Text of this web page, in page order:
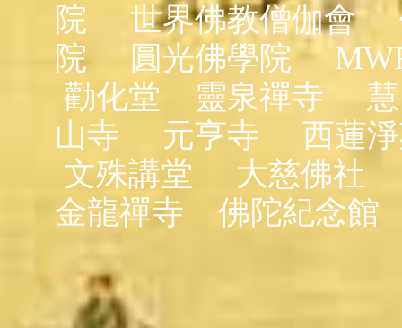
院
世界佛教僧伽會
院
圓光佛學院
勸化堂
靈泉禪寺
山寺
元亨寺
西蓮
文殊講堂
大慈佛社
金龍禪寺
佛陀紀念館